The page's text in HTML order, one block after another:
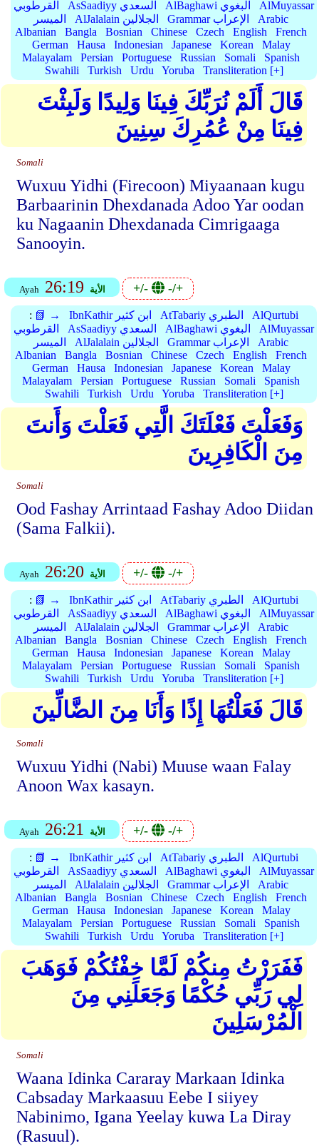
القرطوبي AsSaadiyy السعدي AlBaghawi البغوي
AlMuyassar
الميسر
AlJalalain الجلالين Grammar الإعراب
Arabic
Albanian
Bangla Bosnian Chinese Czech English
French
German
Hausa Indonesian Japanese Korean
Malay
Malayalam
Persian Portuguese Russian Somali
Spanish
Swahili
Turkish Urdu Yoruba Transliteration [+]
قَالَ أَلَمْ نُرَبِّكَ فِينَا وَلِيدًا وَلَبِثْتَ
فِينَا مِنْ عُمُرِكَ سِنِينَ
Somali
Wuxuu Yidhi (Firecoon) Miyaanaan kugu
Barbaarinin Dhexdanada Adoo Yar oodan
ku Nagaanin Dhexdanada Cimrigaaga
Sanooyin.
Ayah 26:19 الأية +/- -/+
: 📗 → IbnKathir ابن كثير AtTabariy الطبري
AlQurtubi
القرطوبي
AsSaadiyy السعدي AlBaghawi البغوي
AlMuyassar
الميسر
AlJalalain الجلالين Grammar الإعراب
Arabic
Albanian
Bangla Bosnian Chinese Czech English
French
German
Hausa Indonesian Japanese Korean
Malay
Malayalam
Persian Portuguese Russian Somali
Spanish
Swahili
Turkish Urdu Yoruba Transliteration [+]
وَفَعَلْتَ فَعْلَتَكَ الَّتِي فَعَلْتَ وَأَنتَ
مِنَ الْكَافِرِينَ
Somali
Ood Fashay Arrintaad Fashay Adoo Diidan
(Sama Falkii).
Ayah 26:20 الأية +/- -/+
: 📗 → IbnKathir ابن كثير AtTabariy الطبري
AlQurtubi
القرطوبي
AsSaadiyy السعدي AlBaghawi البغوي
AlMuyassar
الميسر
AlJalalain الجلالين Grammar الإعراب
Arabic
Albanian
Bangla Bosnian Chinese Czech English
French
German
Hausa Indonesian Japanese Korean
Malay
Malayalam
Persian Portuguese Russian Somali
Spanish
Swahili
Turkish Urdu Yoruba Transliteration [+]
قَالَ فَعَلْتُهَا إِذًا وَأَنَا مِنَ الضَّالِّينَ
Somali
Wuxuu Yidhi (Nabi) Muuse waan Falay
Anoon Wax kasayn.
Ayah 26:21 الأية +/- -/+
: 📗 → IbnKathir ابن كثير AtTabariy الطبري
AlQurtubi
القرطوبي
AsSaadiyy السعدي AlBaghawi البغوي
AlMuyassar
الميسر
AlJalalain الجلالين Grammar الإعراب
Arabic
Albanian
Bangla Bosnian Chinese Czech English
French
German
Hausa Indonesian Japanese Korean
Malay
Malayalam
Persian Portuguese Russian Somali
Spanish
Swahili
Turkish Urdu Yoruba Transliteration [+]
فَفَرَرْتُ مِنكُمْ لَمَّا خِفْتُكُمْ فَوَهَبَ
لِي رَبِّي حُكْمًا وَجَعَلَنِي مِنَ
الْمُرْسَلِينَ
Somali
Waana Idinka Cararay Markaan Idinka
Cabsaday Markaasuu Eebe I siiyey
Nabinimo, Igana Yeelay kuwa La Diray
(Rasuul).